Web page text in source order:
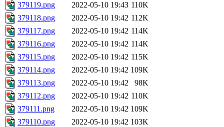
379119.png
2022-05-10 19:43 110K
379118.png
2022-05-10 19:42 112K
379117.png
2022-05-10 19:42 114K
379116.png
2022-05-10 19:42 114K
379115.png
2022-05-10 19:42 115K
379114.png
2022-05-10 19:42 109K
379113.png
2022-05-10 19:42
98K
379112.png
2022-05-10 19:42 110K
379111.png
2022-05-10 19:42 109K
379110.png
2022-05-10 19:42 103K